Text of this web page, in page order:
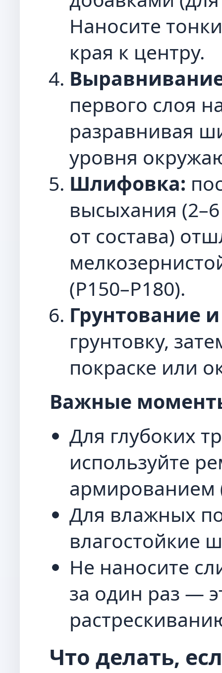
Наносите
края к центру.
первого слоя
разравнивая
уровня
Шлифовка:
высыхания
от состава)
(P150–P180).
Грунтование
грунтовку,
покраске или
Важные
Для глубоких
используйте
армированием
Для влажных
влагостойкие
Не наносите
за один раз —
Что делать,